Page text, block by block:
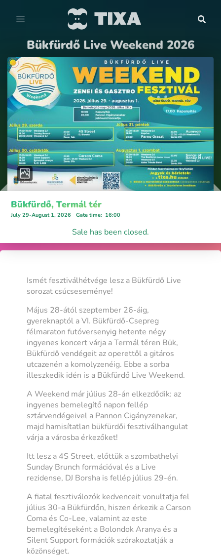
Bükfürdő Live Weekend 2026
Bükfürdő, Termál tér
July 29-August 1, 2026 Gate time: 16:00
Sale has been closed.
Ismét fesztiválhétvége lesz a Bükfürdő Live
sorozat csúcseseménye!
Május 28-ától szeptember 26-áig,
gyereknaptól a VI. Bükfürdő-Csepreg
félmaraton futóversenyig hetente négy
ingyenes koncert várja a Termál téren Bük,
Bükfürdő vendégeit az operettől a gitáros
utcazenén a komolyzenéig. Ebbe a sorba
illeszkedik idén is a Bükfürdő Live Weekend.
A Weekend már július 28-án elkezdődik: az
ingyenes bemelegítő napon fellép
sztárvendégeivel a Pannon Cigányzenekar,
majd hamisítatlan bükfürdői fesztiválhangulat
várja a városba érkezőket!
Itt lesz a 4S Street, előttük a szombathelyi
Sunday Brunch formációval és a Live
rezidense, DJ Borsha is fellép július 29-én.
A fiatal fesztiválozók kedvenceit vonultatja fel
július 30-a Bükfürdőn, hiszen érkezik a Carson
Coma és Co-Lee, valamint az este
bemelegítéseként a Bolondok Aranya és a
Silent Support formációk szórakoztatják a
közönséget.